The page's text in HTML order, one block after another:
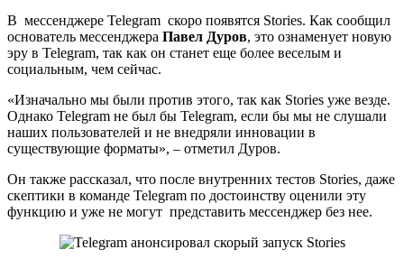
В мессенджере Telegram скоро появятся Stories. Как сообщил
основатель мессенджера Павел Дуров, это ознаменует новую
эру в Telegram, так как он станет еще более веселым и
социальным, чем сейчас.
«Изначально мы были против этого, так как Stories уже везде.
Однако Telegram не был бы Telegram, если бы мы не слушали
наших пользователей и не внедряли инновации в
существующие форматы», – отметил Дуров.
Он также рассказал, что после внутренних тестов Stories, даже
скептики в команде Telegram по достоинству оценили эту
функцию и уже не могут представить мессенджер без нее.